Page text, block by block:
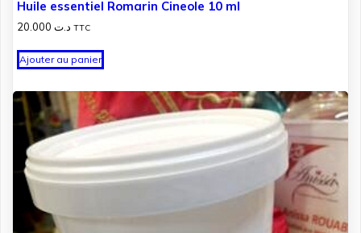
Huile essentiel Romarin Cineole 10 ml
د.ت TTC
Ajouter au panier